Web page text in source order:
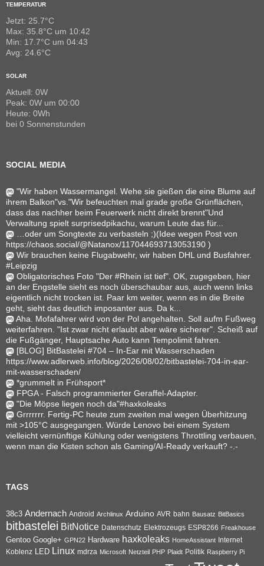
TEMPERATUR
Jetzt: 25.7°C
Max: 35.8°C um 10:42
Min: 17.7°C um 04:43
Avg: 24.6°C
SOLAR
Aktuell: 0W
Peak: 0W um 00:00
Heute: 0Wh
bei 0 Sonnenstunden
SOCIAL MEDIA
"Wir haben Wassermangel. Wehe sie gießen die eine Blume auf
ihrem Balkon"vs."Wir befeuchten mal grade große Grünflächen,
dass das nachher beim Feuerwerk nicht direkt brennt"Und
Verwaltung spielt surprisedpikachu, warum Leute das für...
…oder um Songtexte zu verbasteln ;)(Idee wegen Post von
https://chaos.social/@Natanox/117044693713053190 )
Wir brauchen keine Flugabwehr, wir haben DHL und Busfahrer.
#Leipzig
Obligatorisches Foto "Der #Rhein ist tief". OK, zugegeben, hier
an der Engstelle sieht es noch überschaubar aus, auch wenn links
eigentlich nicht trocken ist. Paar km weiter, wenn es in die Breite
geht, sieht das deutlich imposanter aus. Da k...
Aha. Mofafahrer wird von der Pol angehalten. Soll aufm Fußweg
weiterfahren. "Ist zwar nicht erlaubt aber wäre sicherer". Scheiß auf
die Fußgänger, Hauptsache Auto kann Tempolimit fahren.
[BLOG] BitBastelei #704 – In-Ear mit Wasserschaden
https://www.adlerweb.info/blog/2026/08/02/bitbastelei-704-in-ear-
mit-wasserschaden/
*grummelt in Frühsport*
FPGA - Falsch programmierter Geraffel-Adapter.
"Die Möpse liegen noch da"#haxkoleaks
Grrrrrrr. Fertig-PC heute zum zweiten mal wegen Überhitzung
mit >105°C ausgegangen. Würde Lenovo bei einem System
vielleicht vernünftige Kühlung oder wenigstens Throttling verbauen,
wenn man die Kisten schon als Gaming/AI-Ready verkauft? -.-
TAGS
38c3 Andernach Android Archlinux Arduino AVR bahn Bausatz BitBasics
bitbastelei BitNotice Datenschutz Elektrozeugs ESP8266 Freakhouse
Gentoo Google+ GPN22 Hardware haxkoleaks HomeAssistant Internet
Koblenz LED Linux mdrza Microsoft Netzteil PHP Plaidt Politik Raspberry Pi